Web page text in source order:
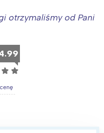
otrzymaliśmy od Pani
☆ ☆